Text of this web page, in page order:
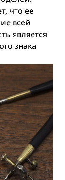
что ее
всей
является
знака